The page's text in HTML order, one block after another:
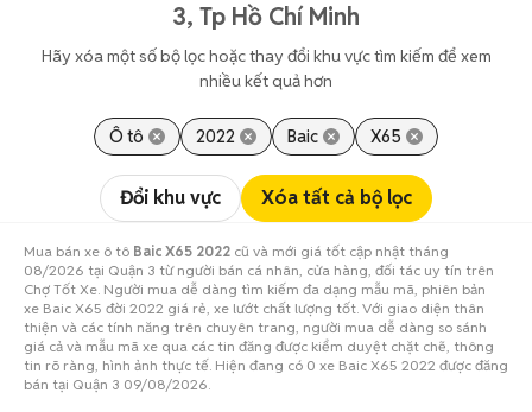
3, Tp Hồ Chí Minh
Hãy xóa một số bộ lọc hoặc thay đổi khu vực tìm kiếm để xem
nhiều kết quả hơn
Ô tô 2022 Baic X65
Đổi khu vực Xóa tất cả bộ lọc
Mua bán xe ô tô Baic X65 2022 cũ và mới giá tốt cập nhật tháng
08/2026 tại Quận 3 từ người bán cá nhân, cửa hàng, đối tác uy tín trên
Chợ Tốt Xe. Người mua dễ dàng tìm kiếm đa dạng mẫu mã, phiên bản
xe Baic X65 đời 2022 giá rẻ, xe lướt chất lượng tốt. Với giao diện thân
thiện và các tính năng trên chuyên trang, người mua dễ dàng so sánh
giá cả và mẫu mã xe qua các tin đăng được kiểm duyệt chặt chẽ, thông
tin rõ ràng, hình ảnh thực tế. Hiện đang có 0 xe Baic X65 2022 được đăng
bán tại Quận 3 09/08/2026.